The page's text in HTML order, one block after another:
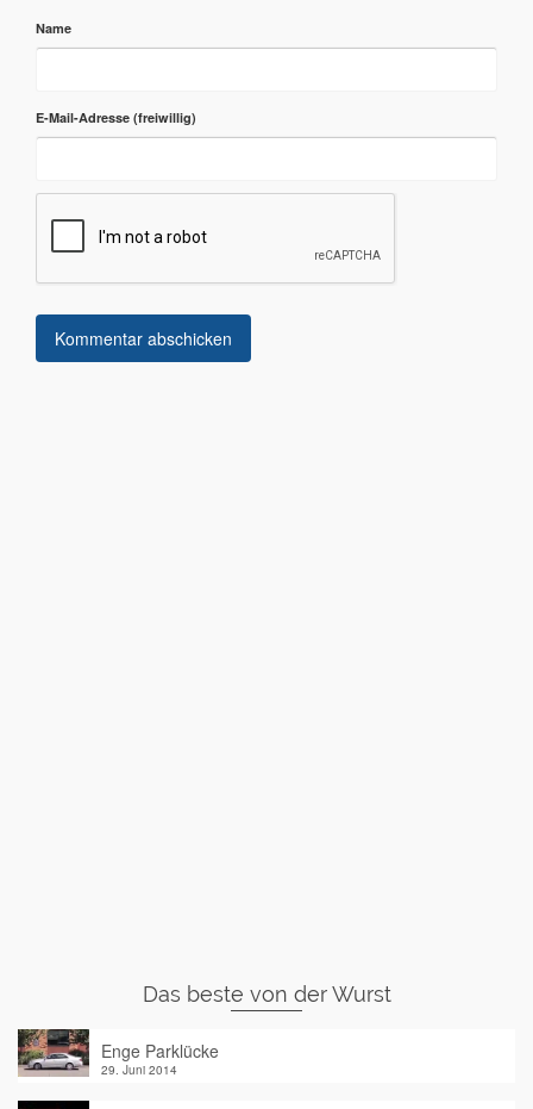
Name
E-Mail-Adresse
Das beste von der Wurst
Enge Parklücke
29. Juni 2014